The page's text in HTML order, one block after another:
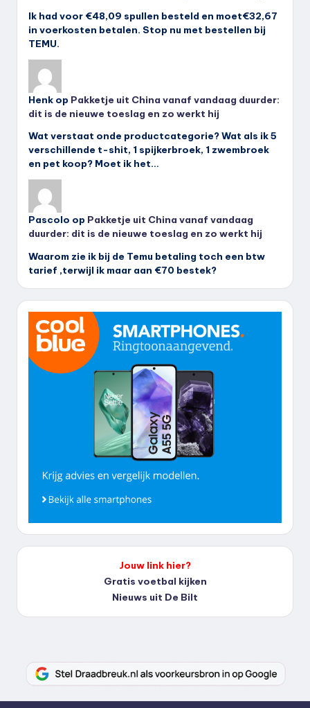
Ik had voor €48,09 spullen besteld en moet€32,67
in voerkosten betalen. Stop nu met bestellen bij
TEMU.
Henk op Pakketje uit China vanaf vandaag duurder:
dit is de nieuwe toeslag en zo werkt hij
Wat verstaat onde productcategorie? Wat als ik 5
verschillende t-shit, 1 spijkerbroek, 1 zwembroek
en pet koop? Moet ik het…
Pascolo op Pakketje uit China vanaf vandaag
duurder: dit is de nieuwe toeslag en zo werkt hij
Waarom zie ik bij de Temu betaling toch een btw
tarief ,terwijl ik maar aan €70 bestek?
Jouw link hier?
Gratis voetbal kijken
Nieuws uit De Bilt